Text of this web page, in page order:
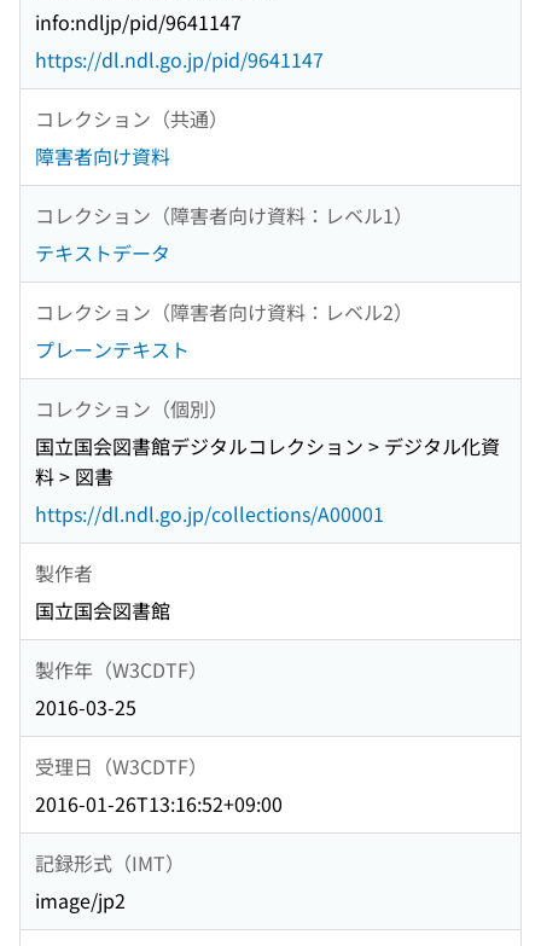
info:ndljp/pid/9641147
https://dl.ndl.go.jp/pid/9641147
コレクション（共通）
障害者向け資料
コレクション（障害者向け資料：レベル1）
テキストデータ
コレクション（障害者向け資料：レベル2）
プレーンテキスト
コレクション（個別）
国立国会図書館デジタルコレクション > デジタル化資
料 > 図書
https://dl.ndl.go.jp/collections/A00001
製作者
国立国会図書館
製作年（W3CDTF）
2016-03-25
受理日（W3CDTF）
2016-01-26T13:16:52+09:00
記録形式（IMT）
image/jp2